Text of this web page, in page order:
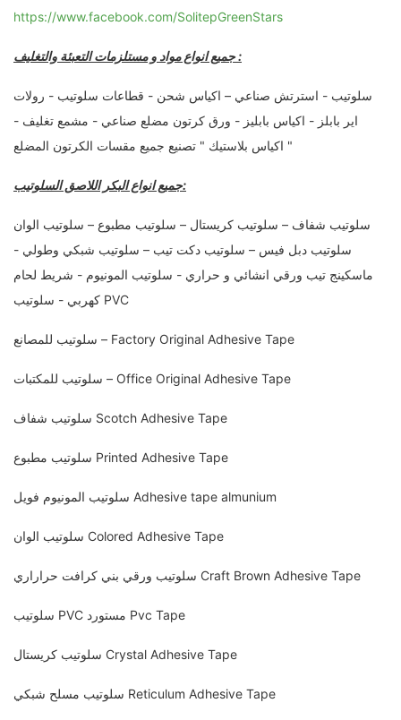
https://www.facebook.com/SolitepGreenStars
جميع انواع مواد و مستلزمات التعبئة والتغليف :
سلوتيب - استرتش صناعي – اكياس شحن - قطاعات سلوتيب - رولات
اير بابلز - اكياس بابليز - ورق كرتون مضلع صناعي - مشمع تغليف -
اكياس بلاستيك " تصنيع جميع مقسات الكرتون المضلع "
جميع انواع البكر اللاصق السلوتيب:
سلوتيب شفاف – سلوتيب كريستال – سلوتيب مطبوع – سلوتيب الوان
سلوتيب دبل فيس – سلوتيب دكت تيب – سلوتيب شبكي وطولي -
ماسكينج تيب ورقي انشائي و حراري - سلوتيب المونيوم - شريط لحام
كهربي - سلوتيب PVC
سلوتيب للمصانع – Factory Original Adhesive Tape
سلوتيب للمكتبات – Office Original Adhesive Tape
سلوتيب شفاف Scotch Adhesive Tape
سلوتيب مطبوع Printed Adhesive Tape
سلوتيب المونيوم فويل Adhesive tape almunium
سلوتيب الوان Colored Adhesive Tape
سلوتيب ورقي بني كرافت حراراري Craft Brown Adhesive Tape
سلوتيب PVC مستورد Pvc Tape
سلوتيب كريستال Crystal Adhesive Tape
سلوتيب مسلح شبكي Reticulum Adhesive Tape